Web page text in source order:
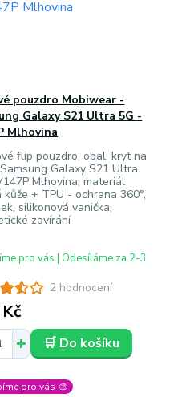
2 hodnocení
pouzdro Mobiwear -
Galaxy S21 Ultra 5G -
Mlhovina
flip pouzdro, obal, kryt na
Galaxy S21 Ultra
Mlhovina, materiál
kůže + TPU - ochrana 360°,
silikonová vanička,
zavírání
pro vás | Odesíláme za 2-3
🛒 Do košíku
pro vás 🎨